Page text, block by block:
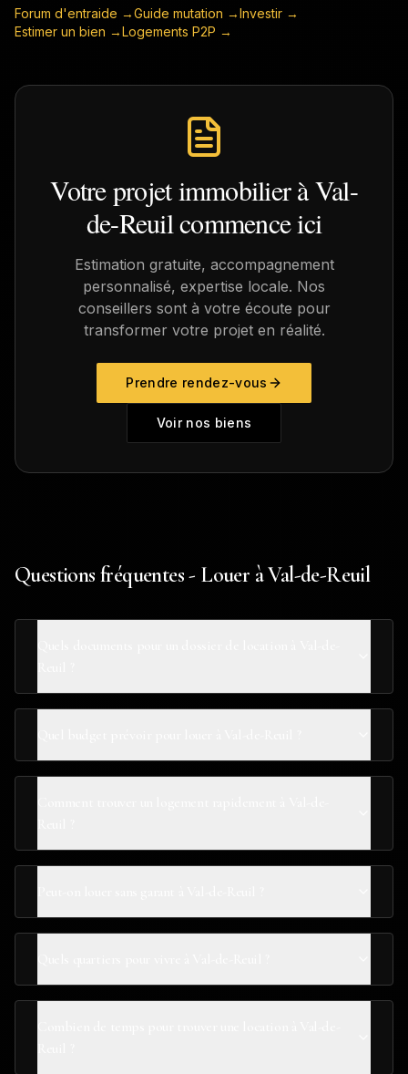
Forum d'entraide →Guide mutation →Investir →
Estimer un bien →Logements P2P →
Votre projet immobilier àVal-
de-Reuilcommence ici
Estimation gratuite, accompagnement
personnalisé, expertise locale. Nos
conseillers sont à votre écoute pour
transformer votre projet en réalité.
Prendre rendez-vous
Voir nos biens
Questions fréquentes - Louer à Val-de-Reuil